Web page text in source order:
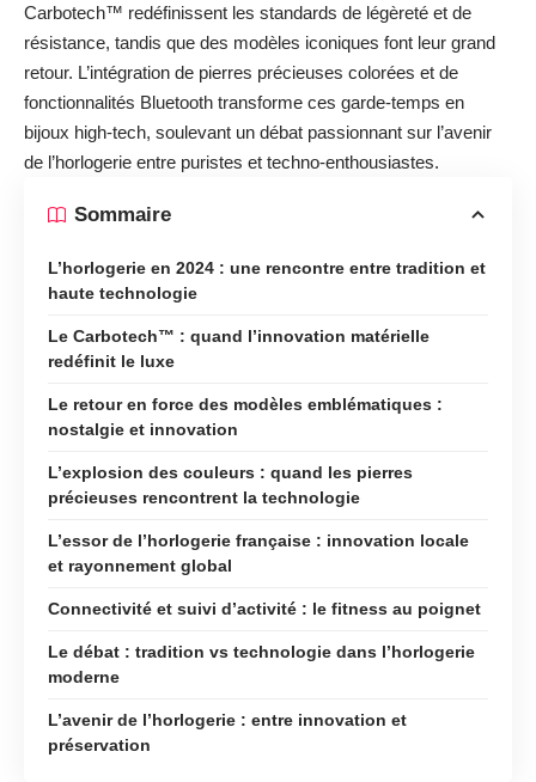
Carbotech™ redéfinissent les standards de légèreté et de
résistance, tandis que des modèles iconiques font leur grand
retour. L’intégration de pierres précieuses colorées et de
fonctionnalités Bluetooth transforme ces garde-temps en
bijoux high-tech, soulevant un débat passionnant sur l’avenir
de l’horlogerie entre puristes et techno-enthousiastes.
Sommaire
L’horlogerie en 2024 : une rencontre entre tradition et
haute technologie
Le Carbotech™ : quand l’innovation matérielle
redéfinit le luxe
Le retour en force des modèles emblématiques :
nostalgie et innovation
L’explosion des couleurs : quand les pierres
précieuses rencontrent la technologie
L’essor de l’horlogerie française : innovation locale
et rayonnement global
Connectivité et suivi d’activité : le fitness au poignet
Le débat : tradition vs technologie dans l’horlogerie
moderne
L’avenir de l’horlogerie : entre innovation et
préservation